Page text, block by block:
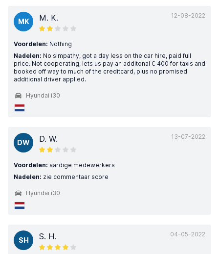
12-08-2022
MK M. K.
Voordelen: Nothing
Nadelen: No simpathy, got a day less on the car hire, paid full
price. Not cooperating, lets us pay an additonal € 400 for taxis and
booked off way to much of the creditcard, plus no promised
additional driver applied.
Hyundai i30
13-07-2022
DW D. W.
Voordelen: aardige medewerkers
Nadelen: zie commentaar score
Hyundai i30
04-05-2022
SH S. H.